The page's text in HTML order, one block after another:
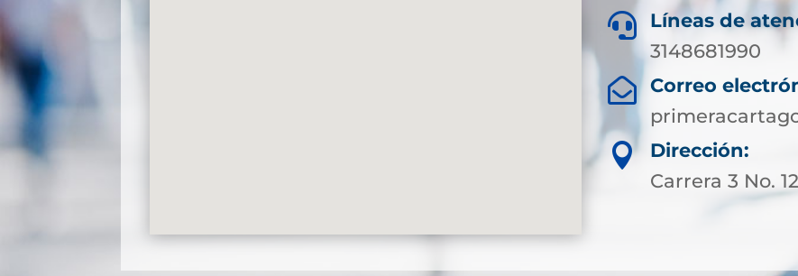

Líneas de
3148681990

Correo

Dirección:
Carrera 3 No.